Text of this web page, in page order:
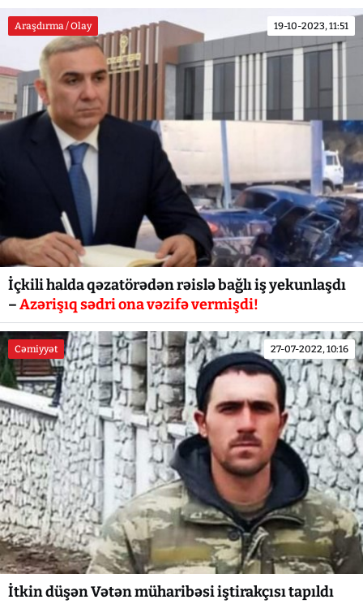
Araşdırma / Olay 19-10-2023, 11:51
İçkili halda qəzatörədən rəislə bağlı iş yekunlaşdı
–Azərişıq sədri ona vəzifə vermişdi!
Cəmiyyət 27-07-2022, 10:16
İtkin düşən Vətən müharibəsi iştirakçısı tapıldı